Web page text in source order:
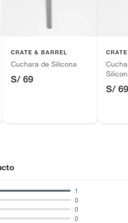
CRATE & BARREL
Cuchara de Silicona
S/ 69
S/
0
0
0
1